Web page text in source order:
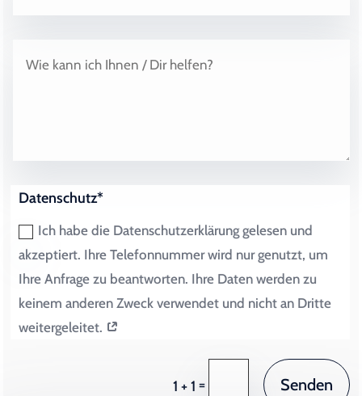
Datenschutz*
Ich habe die Datenschutzerklärung gelesen und
akzeptiert. Ihre Telefonnummer wird nur genutzt, um
Ihre Anfrage zu beantworten. Ihre Daten werden zu
keinem anderen Zweck verwendet und nicht an Dritte
weitergeleitet.
1 + 1 = Senden